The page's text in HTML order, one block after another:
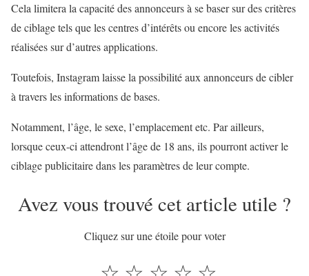
Cela limitera la capacité des annonceurs à se baser sur des critères
de ciblage tels que les centres d’intérêts ou encore les activités
réalisées sur d’autres applications.
Toutefois, Instagram laisse la possibilité aux annonceurs de cibler
à travers les informations de bases.
Notamment, l’âge, le sexe, l’emplacement etc. Par ailleurs,
lorsque ceux-ci attendront l’âge de 18 ans, ils pourront activer le
ciblage publicitaire dans les paramètres de leur compte.
Avez vous trouvé cet article utile ?
Cliquez sur une étoile pour voter